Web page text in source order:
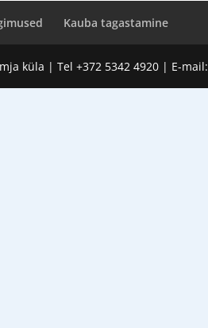
Kauba tagastamine
küla | Tel +372 5342 4920 | E-mail: